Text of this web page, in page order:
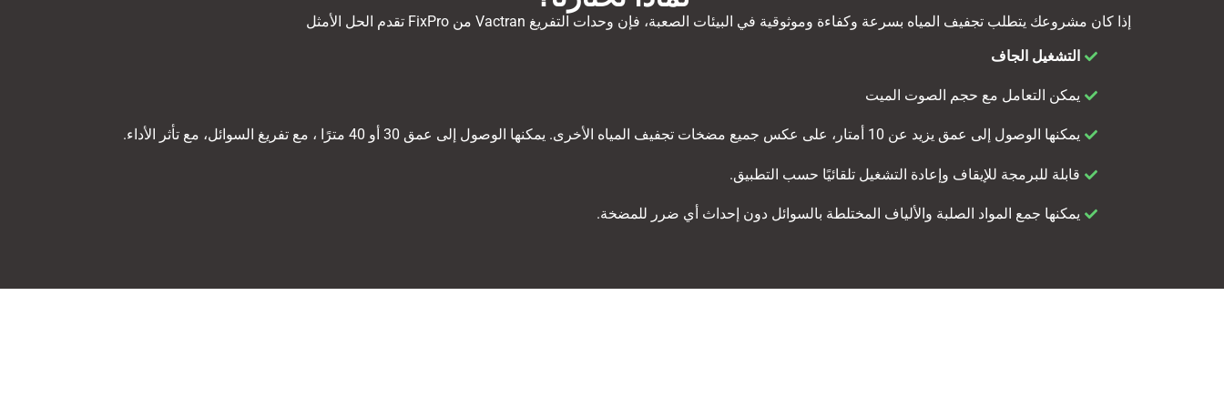
إذا كان مشروعك يتطلب تجفيف المياه بسرعة وكفاءة وموثوقية في البيئات الصعبة، فإن وحدات التفريغ Vactran من FixPro تقدم الحل الأمثل
التشغيل الجاف
يمكن التعامل مع حجم الصوت الميت
يمكنها الوصول إلى عمق يزيد عن 10 أمتار، على عكس جميع مضخات تجفيف المياه الأخرى. يمكنها الوصول إلى عمق 30 أو 40 مترًا ، مع تفريغ السوائل، مع تأثر الأداء.
قابلة للبرمجة للإيقاف وإعادة التشغيل تلقائيًا حسب التطبيق.
يمكنها جمع المواد الصلبة والألياف المختلطة بالسوائل دون إحداث أي ضرر للمضخة.